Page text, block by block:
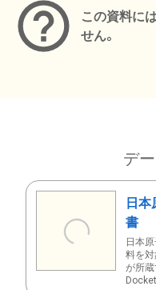
この資料に
せん。
デ
日
書
日本
料を
が所蔵